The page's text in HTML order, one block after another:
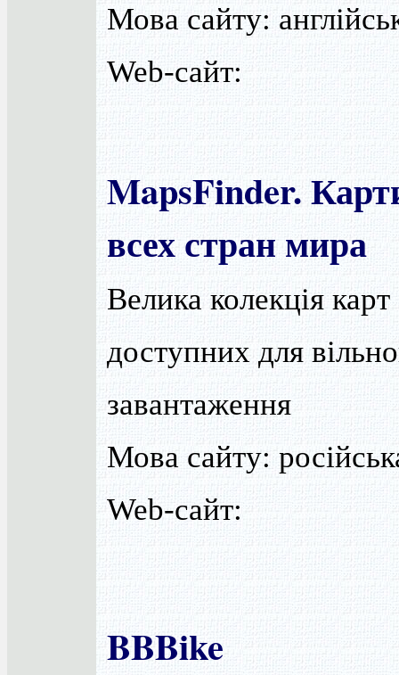
Мова сайту:
Web-сайт:
MapsFinder.
всех стран мира
Велика колекція карт
доступних для
завантаження
Мова сайту:
Web-сайт:
BBBike